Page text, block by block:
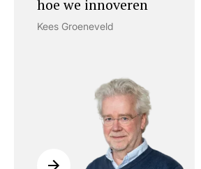
hoe we innoveren
Kees Groeneveld